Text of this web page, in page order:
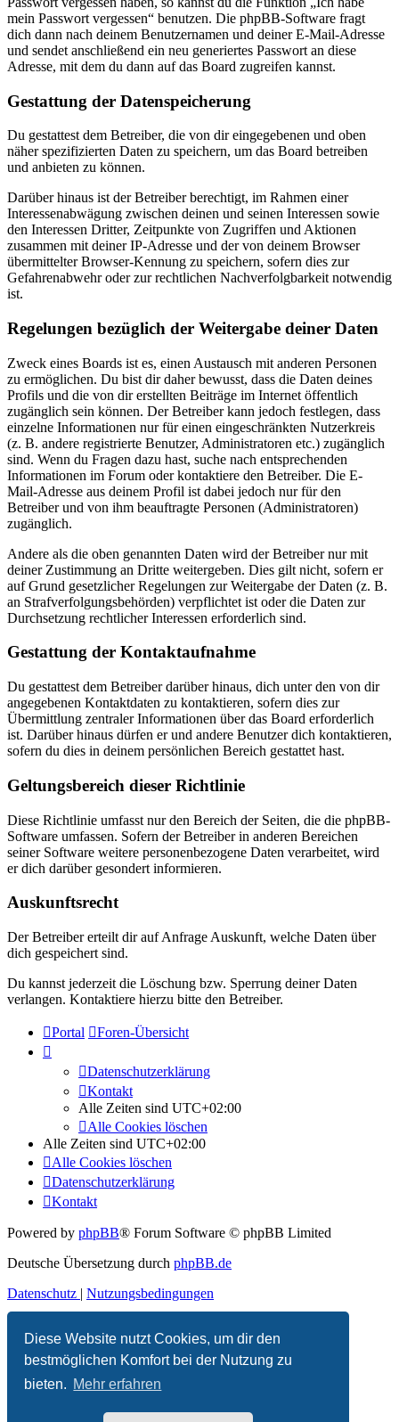
Diese Website nutzt Cookies, um dir den
bestmöglichen Komfort bei der Nutzung zu
bieten. Mehr erfahren
mein Passwort vergessen“ benutzen. Die phpBB-Software fragt
dich dann nach deinem Benutzernamen und deiner E-Mail-Adresse
und sendet anschließend ein neu generiertes Passwort an diese
Adresse, mit dem du dann auf das Board zugreifen kannst.
Gestattung der Datenspeicherung
Du gestattest dem Betreiber, die von dir eingegebenen und oben
näher spezifizierten Daten zu speichern, um das Board betreiben
und anbieten zu können.
Darüber hinaus ist der Betreiber berechtigt, im Rahmen einer
Interessenabwägung zwischen deinen und seinen Interessen sowie
den Interessen Dritter, Zeitpunkte von Zugriffen und Aktionen
zusammen mit deiner IP-Adresse und der von deinem Browser
übermittelter Browser-Kennung zu speichern, sofern dies zur
Gefahrenabwehr oder zur rechtlichen Nachverfolgbarkeit notwendig
ist.
Regelungen bezüglich der Weitergabe deiner Daten
Zweck eines Boards ist es, einen Austausch mit anderen Personen
zu ermöglichen. Du bist dir daher bewusst, dass die Daten deines
Profils und die von dir erstellten Beiträge im Internet öffentlich
zugänglich sein können. Der Betreiber kann jedoch festlegen, dass
einzelne Informationen nur für einen eingeschränkten Nutzerkreis
(z. B. andere registrierte Benutzer, Administratoren etc.) zugänglich
sind. Wenn du Fragen dazu hast, suche nach entsprechenden
Informationen im Forum oder kontaktiere den Betreiber. Die E-
Mail-Adresse aus deinem Profil ist dabei jedoch nur für den
Betreiber und von ihm beauftragte Personen (Administratoren)
zugänglich.
Andere als die oben genannten Daten wird der Betreiber nur mit
deiner Zustimmung an Dritte weitergeben. Dies gilt nicht, sofern er
auf Grund gesetzlicher Regelungen zur Weitergabe der Daten (z. B.
an Strafverfolgungsbehörden) verpflichtet ist oder die Daten zur
Durchsetzung rechtlicher Interessen erforderlich sind.
Gestattung der Kontaktaufnahme
Du gestattest dem Betreiber darüber hinaus, dich unter den von dir
angegebenen Kontaktdaten zu kontaktieren, sofern dies zur
Übermittlung zentraler Informationen über das Board erforderlich
ist. Darüber hinaus dürfen er und andere Benutzer dich kontaktieren,
sofern du dies in deinem persönlichen Bereich gestattet hast.
Geltungsbereich dieser Richtlinie
Diese Richtlinie umfasst nur den Bereich der Seiten, die die phpBB-
Software umfassen. Sofern der Betreiber in anderen Bereichen
seiner Software weitere personenbezogene Daten verarbeitet, wird
er dich darüber gesondert informieren.
Auskunftsrecht
Der Betreiber erteilt dir auf Anfrage Auskunft, welche Daten über
dich gespeichert sind.
Du kannst jederzeit die Löschung bzw. Sperrung deiner Daten
verlangen. Kontaktiere hierzu bitte den Betreiber.
Portal Foren-Übersicht
Datenschutzerklärung
Kontakt
Alle Zeiten sind UTC+02:00
Alle Cookies löschen
Alle Zeiten sind UTC+02:00
Alle Cookies löschen
Datenschutzerklärung
Kontakt
Powered by phpBB® Forum Software © phpBB Limited
Deutsche Übersetzung durch phpBB.de
Datenschutz | Nutzungsbedingungen
Customized byWireSys